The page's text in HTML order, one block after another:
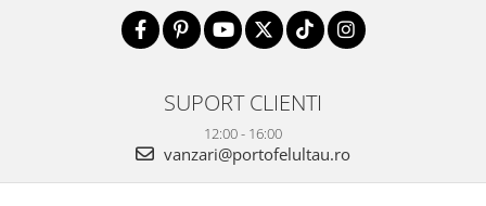
SUPORT CLIENTI
12:00 - 16:00
vanzari@portofelultau.ro